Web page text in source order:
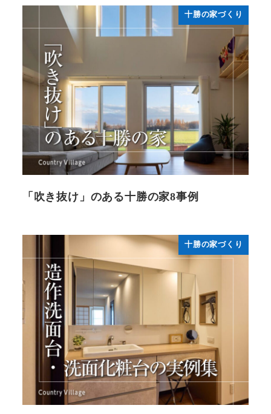
十勝の家づくり
「吹き抜け」のある十勝の家8事例
十勝の家づくり